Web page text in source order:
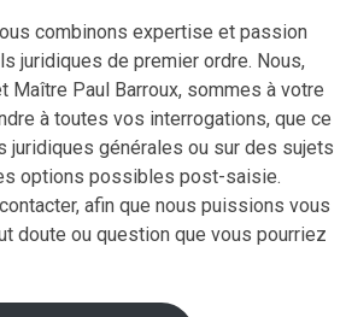
combinons expertise et passion
juridiques de premier ordre. Nous,
Maître Paul Barroux, sommes à votre
à toutes vos interrogations, que ce
juridiques générales ou sur des sujets
options possibles post-saisie.
afin que nous puissions vous
doute ou question que vous pourriez